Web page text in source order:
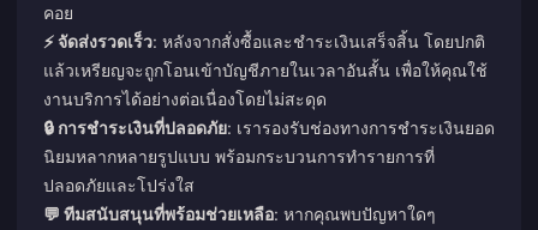
คอย
⚡ จัดส่งรวดเร็ว: หลังจากสั่งซื้อและชำระเงินเสร็จสิ้น โดยปกติ
แล้วเหรียญจะถูกโอนเข้าบัญชีภายในเวลาอันสั้น เพื่อให้คุณใช้
งานบริการได้อย่างต่อเนื่องโดยไม่สะดุด
🔒 การชำระเงินที่ปลอดภัย: เรารองรับช่องทางการชำระเงินยอด
นิยมหลากหลายรูปแบบ พร้อมกระบวนการทำรายการที่
ปลอดภัยและโปร่งใส
💬 ทีมสนับสนุนที่พร้อมช่วยเหลือ: หากคุณพบปัญหาใดๆ